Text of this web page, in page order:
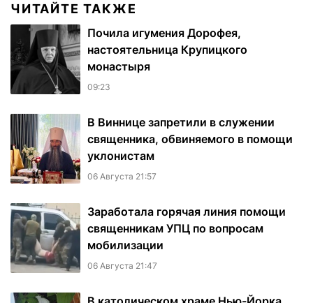
ЧИТАЙТЕ ТАКЖЕ
Почила игумения Дорофея,
настоятельница Крупицкого
монастыря
09:23
В Виннице запретили в служении
священника, обвиняемого в помощи
уклонистам
06 Августа 21:57
Заработала горячая линия помощи
священникам УПЦ по вопросам
мобилизации
06 Августа 21:47